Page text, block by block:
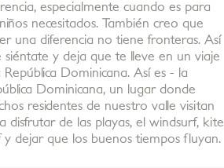
especialmente cuando es para
necesitados. También creo que
una diferencia no tiene fronteras. Así
siéntate y deja que te lleve en un viaje
República Dominicana. Así es - la
Dominicana, un lugar donde
residentes de nuestro valle visitan
disfrutar de las playas, el windsurf, kite
y dejar que los buenos tiempos fluyan.